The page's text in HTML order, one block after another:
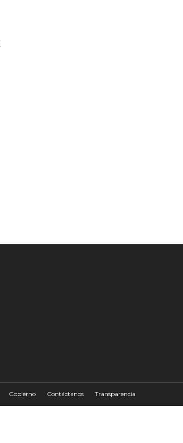
Gobierno Contáctanos Transparencia